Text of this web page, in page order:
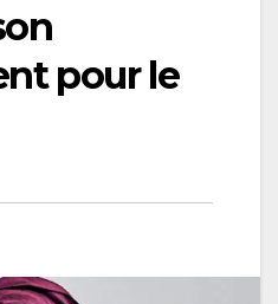
pour le